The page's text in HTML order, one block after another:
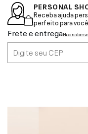
PERSONAL
Receba ajuda
perfeito para
Frete e entregaNão sabe